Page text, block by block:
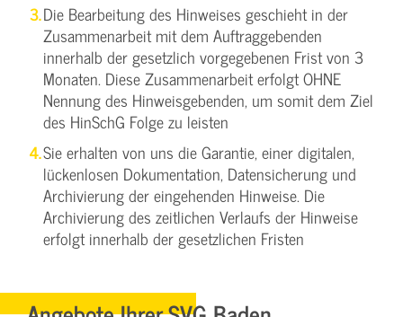
Die Bearbeitung des Hinweises geschieht in der
Zusammenarbeit mit dem Auftraggebenden
innerhalb der gesetzlich vorgegebenen Frist von 3
Monaten. Diese Zusammenarbeit erfolgt OHNE
Nennung des Hinweisgebenden, um somit dem Ziel
des HinSchG Folge zu leisten
Sie erhalten von uns die Garantie, einer digitalen,
lückenlosen Dokumentation, Datensicherung und
Archivierung der eingehenden Hinweise. Die
Archivierung des zeitlichen Verlaufs der Hinweise
erfolgt innerhalb der gesetzlichen Fristen